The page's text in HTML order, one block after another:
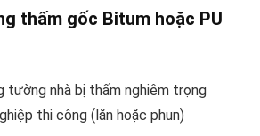
thấm gốc Bitum hoặc PU
tường nhà bị thấm nghiêm trọng
thi công (lăn hoặc phun)